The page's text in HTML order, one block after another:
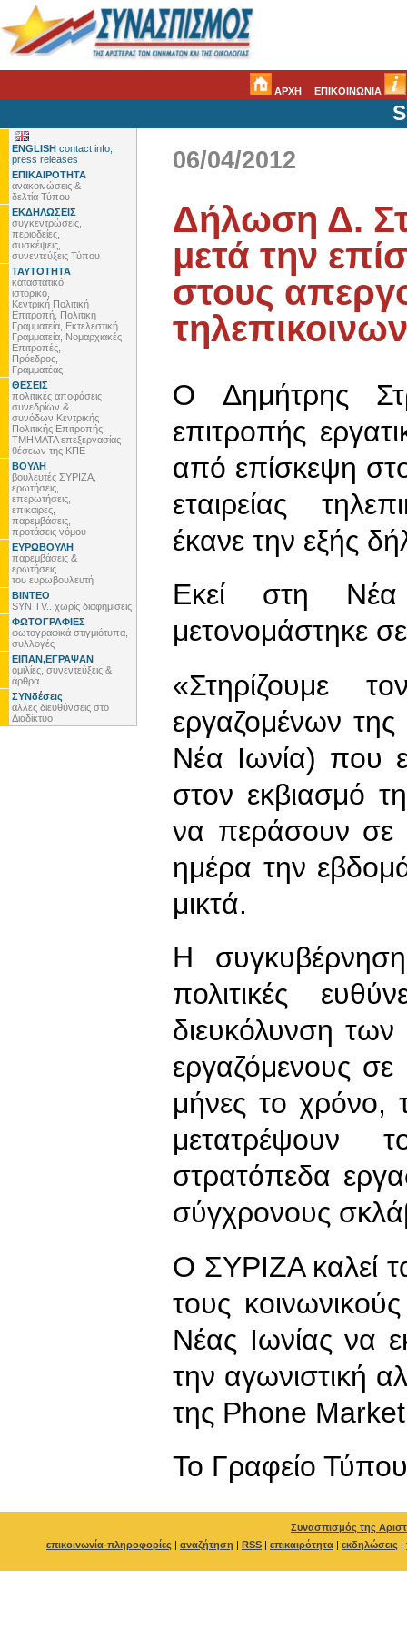
ΑΡΧΗ ΕΠΙΚΟΙΝΩΝΙΑ
ENGLISH contact info,
press releases
ΕΠΙΚΑΙΡΟΤΗΤΑ
ανακοινώσεις &
δελτία Τύπου
ΕΚΔΗΛΩΣΕΙΣ
συγκεντρώσεις,
περιοδείες,
συσκέψεις,
συνεντεύξεις Τύπου
ΤΑΥΤΟΤΗΤΑ
καταστατικό,
ιστορικό,
Κεντρική Πολιτική
Επιτροπή, Πολιτική
Γραμματεία, Εκτελεστική
Γραμματεία, Νομαρχιακές
Επιτροπές,
Πρόεδρος,
Γραμματέας
ΘΕΣΕΙΣ
πολιτικές αποφάσεις
συνεδρίων &
συνόδων Κεντρικής
Πολιτικής Επιτροπής,
ΤΜΗΜΑΤΑ επεξεργασίας
θέσεων της ΚΠΕ
ΒΟΥΛΗ
βουλευτές ΣΥΡΙΖΑ,
ερωτήσεις,
επερωτήσεις,
επίκαιρες,
παρεμβάσεις,
προτάσεις νόμου
ΕΥΡΩΒΟΥΛΗ
παρεμβάσεις &
ερωτήσεις
του ευρωβουλευτή
ΒΙΝΤΕΟ
SYN TV.. χωρίς διαφημίσεις
ΦΩΤΟΓΡΑΦΙΕΣ
φωτογραφικά στιγμιότυπα,
συλλογές
ΕΙΠΑΝ,ΕΓΡΑΨΑΝ
ομιλίες, συνεντεύξεις &
άρθρα
ΣΥΝδέσεις
άλλες διευθύνσεις στο
Διαδίκτυο
06/04/2012
Δήλωση Δ.
μετά την
στους
O Δημήτρης
επιτροπής
από επίσκεψη
εταιρείας
έκανε την εξής
Εκεί στη
μετονομάστηκε
«Στηρίζουμε
εργαζομένων
Νέα Ιωνία) που
στον εκβιασμό
να περάσουν σε
ημέρα την
μικτά.
Η
πολιτικές
διευκόλυνση
εργαζόμενους
μήνες το χρόνο,
μετατρέψουν
στρατόπεδα
σύγχρονους
Ο ΣΥΡΙΖΑ καλεί
τους
Νέας Ιωνίας να
την αγωνιστική
της Phone
To Γραφείο Τύπου
Συνασπισμός της
επικοινωνία-πληροφορίες | αναζήτηση | RSS | επικαιρότητα | εκδηλώσεις |